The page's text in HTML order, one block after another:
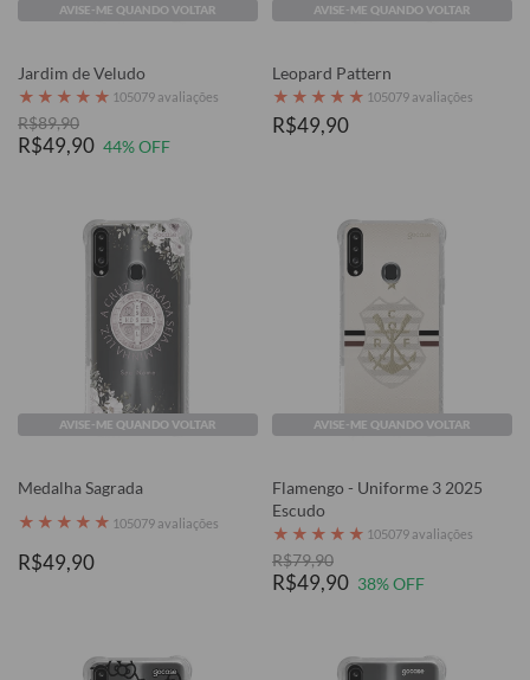
AVISE-ME QUANDO VOLTAR
Jardim de Veludo
★ ★ ★ ★ ★ 105079 avaliações
R$89,90
R$49,90 44% OFF
AVISE-ME QUANDO VOLTAR
Leopard Pattern
★ ★ ★ ★ ★ 105079 avaliações
R$49,90
AVISE-ME QUANDO VOLTAR
Medalha Sagrada
★ ★ ★ ★ ★ 105079 avaliações
R$49,90
AVISE-ME QUANDO VOLTAR
Flamengo - Uniforme 3 2025
Escudo
★ ★ ★ ★ ★ 105079 avaliações
R$79,90
R$49,90 38% OFF